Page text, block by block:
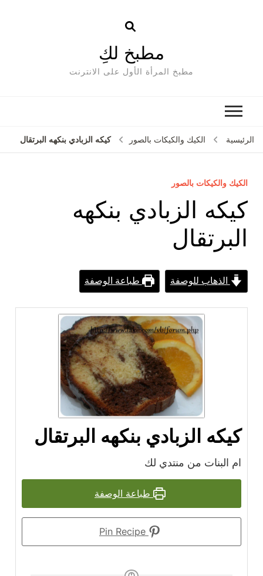
مطبخ لكِ
مطبخ المرأة الأول على الانترنت
الرئيسية الكيك والكيكات بالصور كيكه الزبادي بنكهه البرتقال
الكيك والكيكات بالصور
كيكه الزبادي بنكهه
البرتقال
الذهاب للوصفة طباعة الوصفة
كيكه الزبادي بنكهه البرتقال
ام البنات من منتدي لك
طباعة الوصفة
Pin Recipe